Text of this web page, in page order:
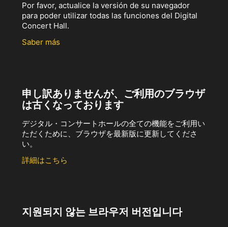
Por favor, actualice la versión de su navegador
para poder utilizar todas las funciones del Digital
Concert Hall.
Saber más
申し訳ありませんが、ご利用のブラウザ
は古くなっております
デジタル・コンサートホールの全ての機能をご利用い
ただくために、ブラウザを最新版に更新してくださ
い。
詳細はこちら
지원되지 않는 브라우저 버전입니다